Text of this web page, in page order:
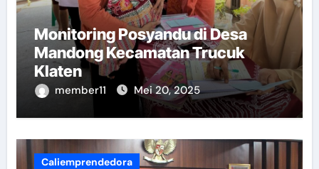
Monitoring Posyandu di Desa
Mandong Kecamatan Trucuk
Klaten
member11 Mei 20, 2025
Caliemprendedora